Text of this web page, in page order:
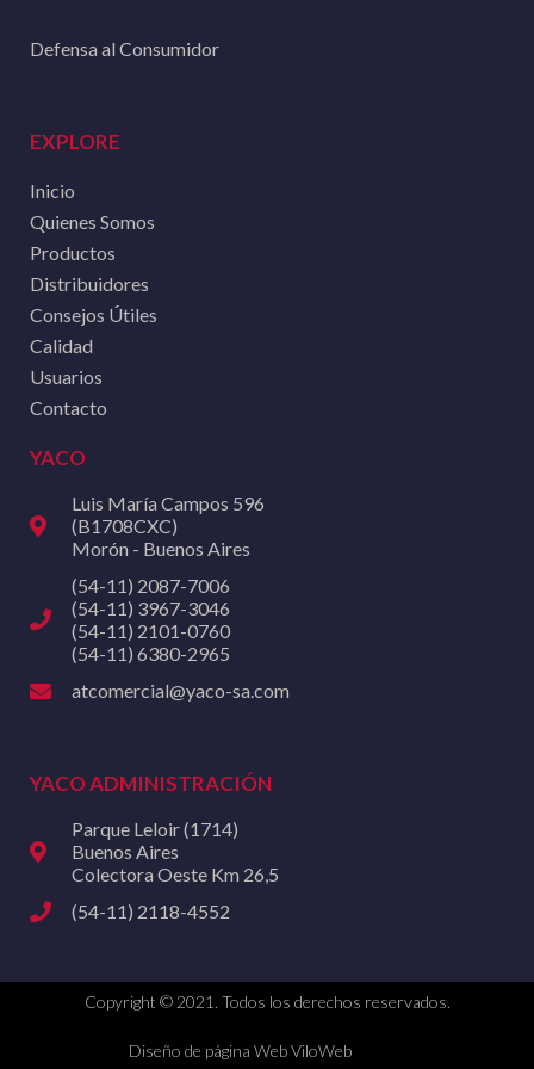
Defensa al Consumidor
EXPLORE
Inicio
Quienes Somos
Productos
Distribuidores
Consejos Útiles
Calidad
Usuarios
Contacto
YACO
Luis María Campos 596
(B1708CXC)
Morón - Buenos Aires
(54-11) 2087-7006
(54-11) 3967-3046
(54-11) 2101-0760
(54-11) 6380-2965
atcomercial@yaco-sa.com
YACO ADMINISTRACIÓN
Parque Leloir (1714)
Buenos Aires
Colectora Oeste Km 26,5
(54-11) 2118-4552
Copyright © 2021. Todos los derechos reservados.
Diseño de página Web ViloWeb